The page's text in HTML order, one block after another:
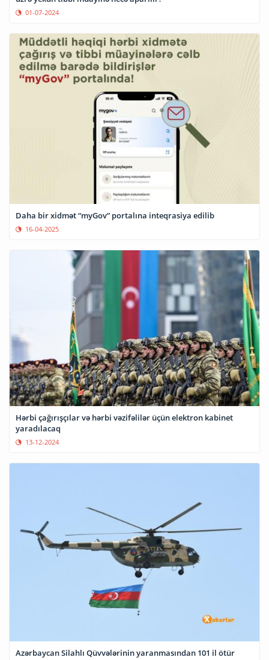
01-07-2024
Daha bir xidmət “myGov” portalına inteqrasiya edilib
16-04-2025
Hərbi çağırışçılar və hərbi vəzifəlilər üçün elektron kabinet
yaradılacaq
13-12-2024
Azərbaycan Silahlı Qüvvələrinin yaranmasından 101 il ötür